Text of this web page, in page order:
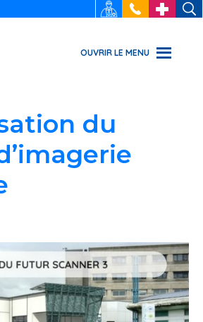
RECRUTEMENT
: 03 20 69
49 49
URGENCES
OUVRIR LE MENU